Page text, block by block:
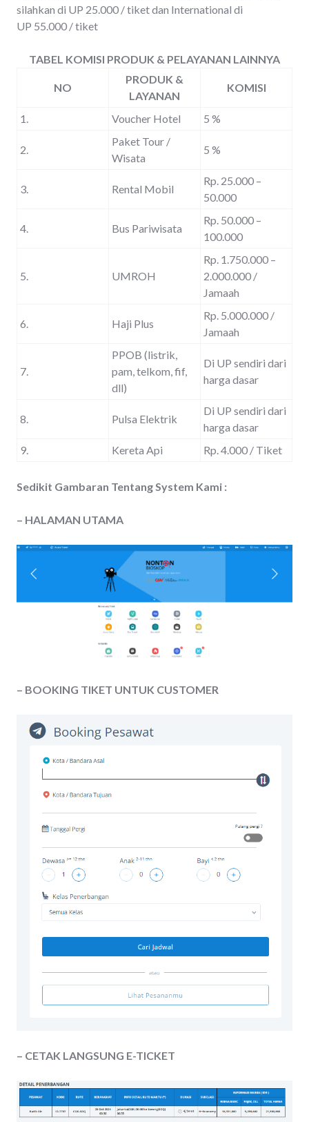
silahkan di UP 25.000 / tiket dan International di
UP 55.000 / tiket
TABEL KOMISI PRODUK & PELAYANAN LAINNYA
NO
PRODUK &
LAYANAN
KOMISI
1. Voucher Hotel 5 %
2.
Paket Tour /
Wisata
5 %
3. Rental Mobil
Rp. 25.000 –
50.000
4. Bus Pariwisata
Rp. 50.000 –
100.000
5. UMROH
Rp. 1.750.000 –
2.000.000 /
Jamaah
6. Haji Plus
Rp. 5.000.000 /
Jamaah
7.
PPOB (listrik,
pam, telkom, fif,
dll)
Di UP sendiri dari
harga dasar
8. Pulsa Elektrik
Di UP sendiri dari
harga dasar
9.
Kereta Api Rp. 4.000 / Tiket
Sedikit Gambaran Tentang System Kami :
– HALAMAN UTAMA
– BOOKING TIKET UNTUK CUSTOMER
– CETAK LANGSUNG E-TICKET